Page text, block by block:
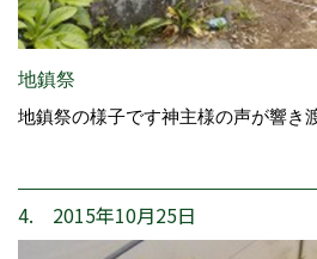
地鎮祭
地鎮祭の様子です神主様の声が響き
4. 2015年10月25日